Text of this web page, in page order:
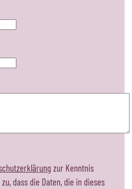
zur Kenntnis
dass die Daten, die in dieses